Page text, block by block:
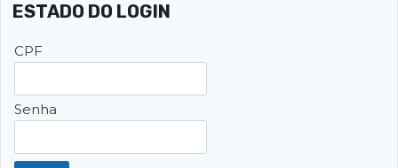
ESTADO DO LOGIN
CPF
Senha